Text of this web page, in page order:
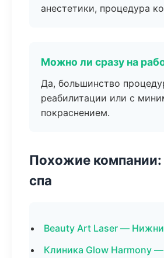
анестетики, процедура
Можно ли сразу на
Да, большинство
реабилитации или с
покраснением.
Похожие
спа
Beauty Art Laser —
Клиника Glow Harmony